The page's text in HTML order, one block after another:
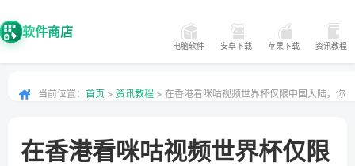
软件商店
电脑软件 安卓下载 苹果下载 资讯教程
当前位置： 首页 > 资讯教程 > 在香港看咪咕视频世界杯仅限中国大陆，你
在香港看咪咕视频世界杯仅限